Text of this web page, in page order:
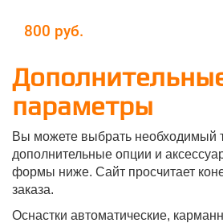
800
параметры
Вы можете выбрать необходимый
дополнительные опции и
формы ниже. Сайт просчитает
заказа.
Оснастки автоматические,